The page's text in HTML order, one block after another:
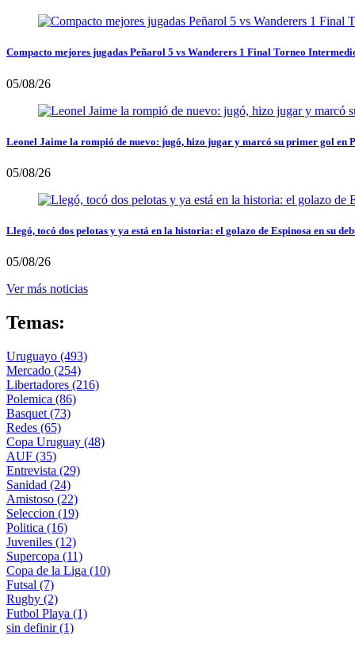
Compacto mejores jugadas Peñarol 5 vs Wanderers 1 Final Torneo
05/08/26
Leonel Jaime la rompió de nuevo: jugó, hizo jugar y marcó su primer gol en
05/08/26
Llegó, tocó dos pelotas y ya está en la historia: el golazo de Espinosa en su
05/08/26
Ver más noticias
Temas:
Uruguayo (493)
Mercado (254)
Libertadores (216)
Polemica (86)
Basquet (73)
Redes (65)
Copa Uruguay (48)
AUF (35)
Entrevista (29)
Sanidad (24)
Amistoso (22)
Seleccion (19)
Politica (16)
Juveniles (12)
Supercopa (11)
Copa de la Liga (10)
Futsal (7)
Rugby (2)
Futbol Playa (1)
sin definir(1)